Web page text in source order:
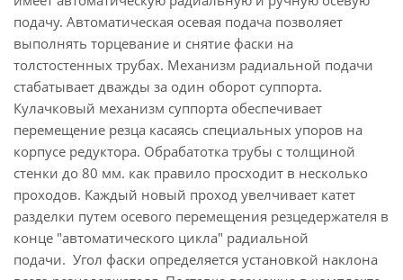
подачу. Автоматическая осевая подача позволяет
выполнять торцевание и снятие фаски на
толстостенных трубах. Механизм радиальной подачи
стабатывает дважды за один оборот суппорта.
Кулачковый механизм суппорта обеспечивает
перемещение резца касаясь специальных упоров на
корпусе редуктора. Обрабатотка трубы с толщиной
стенки до 80 мм. как правило просходит в несколько
проходов. Каждый новый проход увелчивает катет
разделки путем осевого перемещения резцедержателя в
конце "автоматического цикла" радиальной
подачи. Угол фаски определяется установкой наклона